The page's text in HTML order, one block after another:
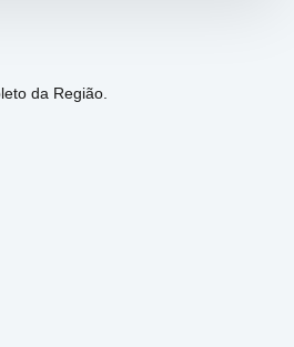
da Região.